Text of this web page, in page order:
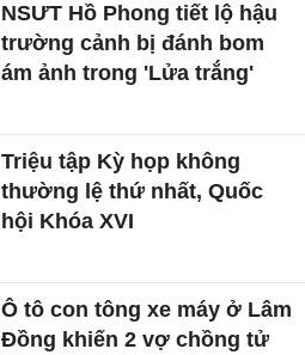
NSƯT Hồ Phong tiết lộ hậu
trường cảnh bị đánh bom
ám ảnh trong 'Lửa trắng'
Triệu tập Kỳ họp không
thường lệ thứ nhất, Quốc
hội Khóa XVI
Ô tô con tông xe máy ở Lâm
Đồng khiến 2 vợ chồng tử